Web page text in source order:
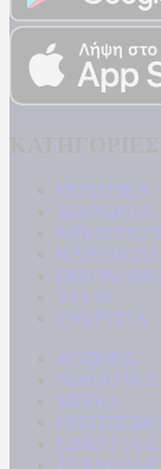
ΠΟΛΙΤΙΚΗ
ΚΟΙΝΩΝΙΑ
ΥΓΕΙΑ
ΕΝΕΡΓΕΙΑ
ΚΟΣΜΟΣ
ΑΘΛΗΤΙΚΑ
MEDIA
LIFESTYLE